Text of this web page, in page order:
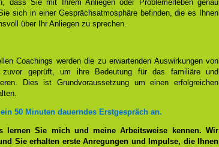
dass Sie mit Ihrem Anliegen oder Problemerleben genau
sich in einer Gesprächsatmosphäre befinden, die es Ihnen
über Ihr Anliegen zu sprechen.
Coachings werden die zu erwartenden Auswirkungen von
zuvor geprüft, um ihre Bedeutung für das familiäre und
Dies ist Grundvoraussetzung um einen erfolgreichen
50 Minuten dauerndes Erstgespräch an.
lernen Sie mich und meine Arbeitsweise kennen. Wir
Sie erhalten erste Anregungen und Impulse, die Ihnen